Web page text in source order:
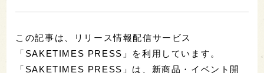
この記事は、リリース情報配信サービス
「SAKETIMES PRESS」を利用しています。
「SAKETIMES PRESS」は、新商品・イベント開